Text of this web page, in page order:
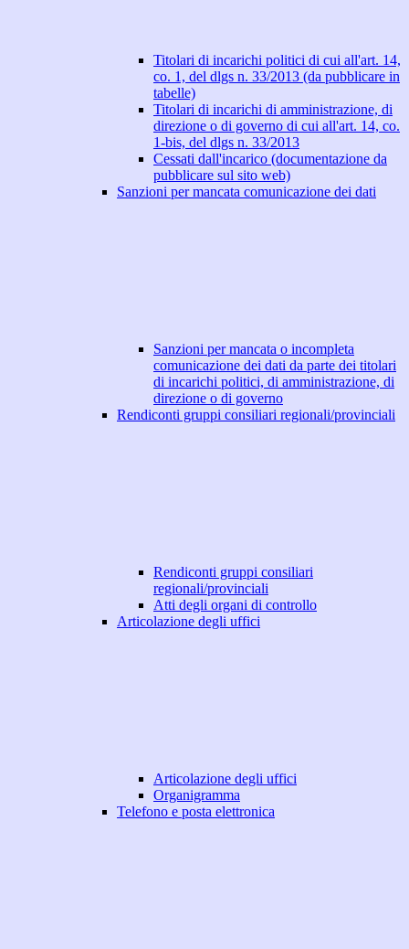
Titolari di incarichi politici di cui all'art. 14,
co. 1, del dlgs n. 33/2013 (da pubblicare in
tabelle)
Titolari di incarichi di amministrazione, di
direzione o di governo di cui all'art. 14, co.
1-bis, del dlgs n. 33/2013
Cessati dall'incarico (documentazione da
pubblicare sul sito web)
Sanzioni per mancata comunicazione dei dati
Sanzioni per mancata o incompleta
comunicazione dei dati da parte dei titolari
di incarichi politici, di amministrazione, di
direzione o di governo
Rendiconti gruppi consiliari regionali/provinciali
Rendiconti gruppi consiliari
regionali/provinciali
Atti degli organi di controllo
Articolazione degli uffici
Articolazione degli uffici
Organigramma
Telefono e posta elettronica